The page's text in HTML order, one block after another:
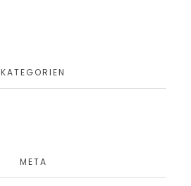
KATEGORIEN
META